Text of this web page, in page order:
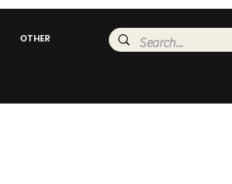
OTHER